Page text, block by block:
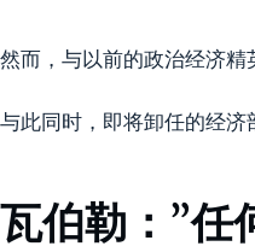
然而，与以前的政治经济精
与此同时，即将卸任的经
瓦伯勒：”任